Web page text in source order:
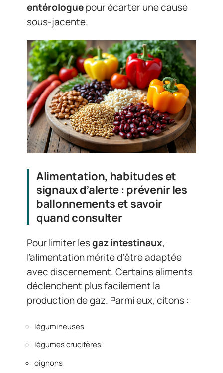
entérologuepour écarter une cause
sous-jacente.
Alimentation, habitudes et
signaux d’alerte : prévenir les
ballonnements et savoir
quand consulter
Pour limiter lesgaz intestinaux,
l’alimentation mérite d’être adaptée
avec discernement. Certains aliments
déclenchent plus facilement la
production de gaz. Parmi eux, citons :
légumineuses
légumes crucifères
oignons